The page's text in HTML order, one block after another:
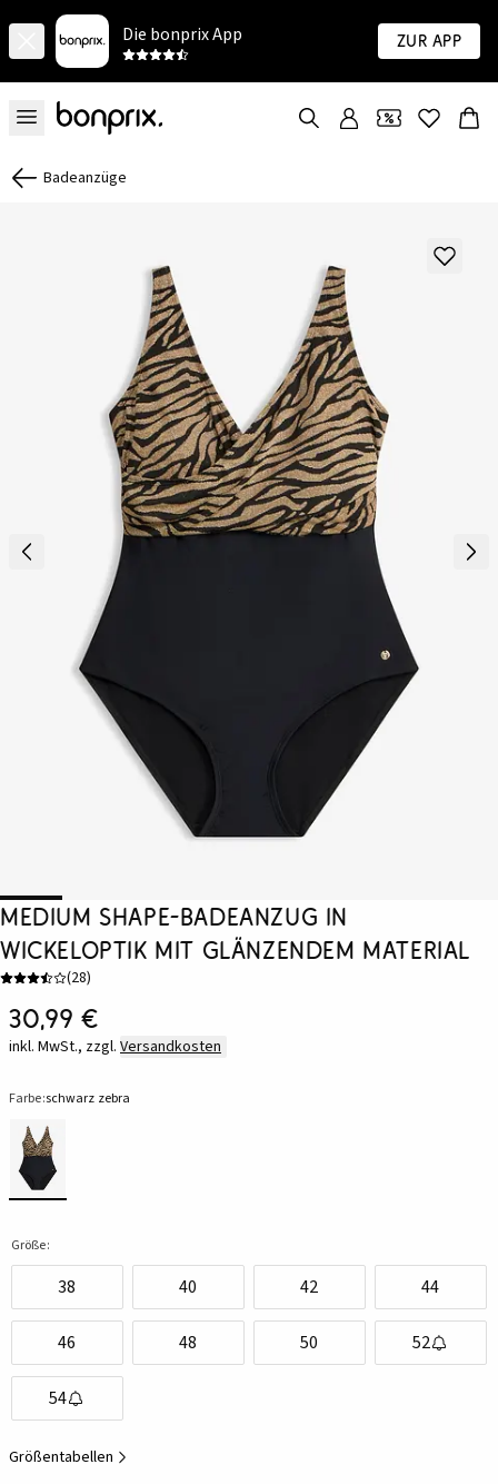
Die bonprix App Zur App
Badeanzüge
Medium Shape-Badeanzug in
Wickeloptik mit glänzendem Material
(28)
30,99 €
inkl. MwSt., zzgl. Versandkosten
Farbe:schwarz zebra
Größe:
38 40 42 44
46 48 50 52
54
Größentabellen